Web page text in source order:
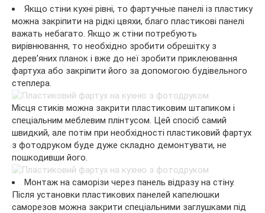
Якщо стіни кухні рівні, то фартучные панелі із пластику
можна закріпити на рідкі цвяхи, благо пластикові панелі
важать небагато. Якщо ж стіни потребують
вирівнювання, то необхідно зробити обрешітку з
дерев’яних планок і вже до неї зробити приклеювання
фартуха або закріпити його за допомогою будівельного
степлера.
Місця стиків можна закрити пластиковим штапиком і
спеціальним меблевим плінтусом. Цей спосіб самий
швидкий, але потім при необхідності пластиковий фартух
з фотодруком буде дуже складно демонтувати, не
пошкодивши його.
Монтаж на саморізи через панель відразу на стіну.
Після установки пластикових панелей капелюшки
саморезов можна закрити спеціальними заглушками під